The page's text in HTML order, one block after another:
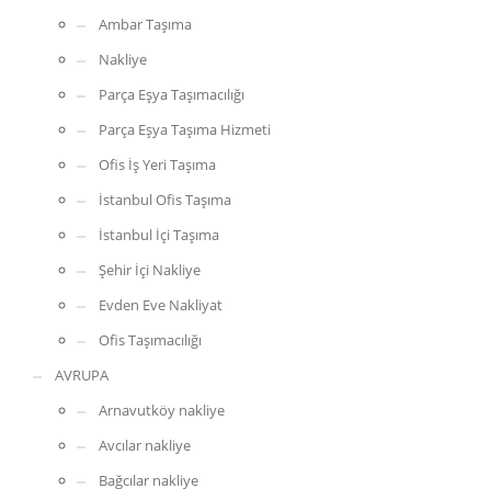
Ambar Taşıma
Nakliye
Parça Eşya Taşımacılığı
Parça Eşya Taşıma Hizmeti
Ofis İş Yeri Taşıma
İstanbul Ofis Taşıma
İstanbul İçi Taşıma
Şehir İçi Nakliye
Evden Eve Nakliyat
Ofis Taşımacılığı
AVRUPA
Arnavutköy nakliye
Avcılar nakliye
Bağcılar nakliye